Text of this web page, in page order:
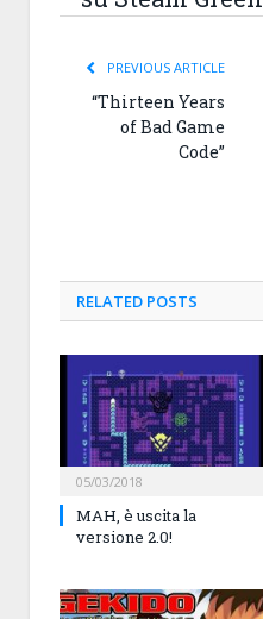
PREVIOUS ARTICLE
“Thirteen Years
of Bad Game
Code”
RELATED POSTS
05/03/2018
MAH, è uscita la
versione 2.0!